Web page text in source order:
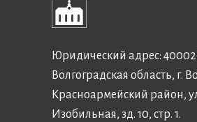
Юридический адрес:
Волгоградская область, г.
Красноармейский район,
Изобильная, зд. 10, стр. 1.